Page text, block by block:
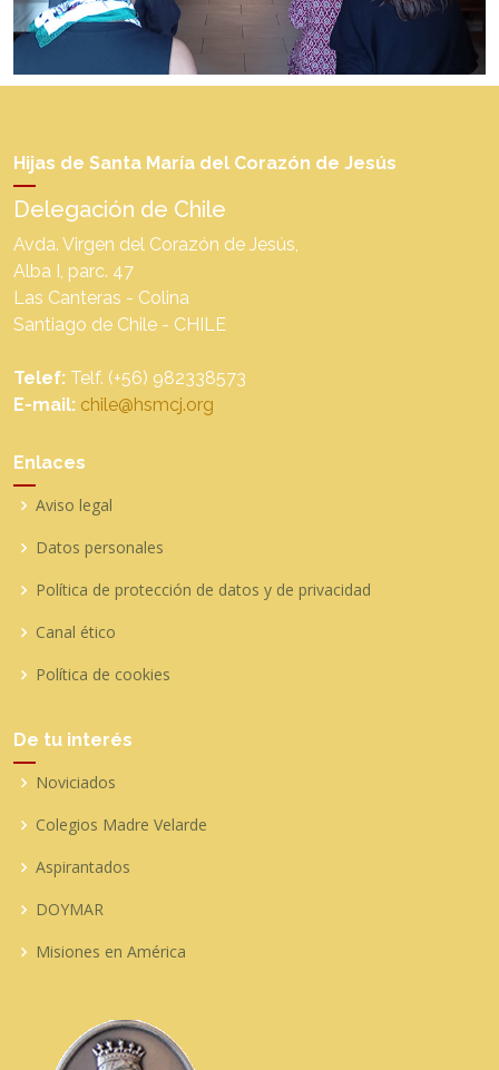
Hijas de Santa María del Corazón de Jesús
Delegación de Chile
Avda. Virgen del Corazón de Jesús,
Alba I, parc. 47
Las Canteras - Colina
Santiago de Chile - CHILE
Telef: Telf. (+56) 982338573
E-mail: chile@hsmcj.org
Enlaces
Aviso legal
Datos personales
Política de protección de datos y de privacidad
Canal ético
Política de cookies
De tu interés
Noviciados
Colegios Madre Velarde
Aspirantados
DOYMAR
Misiones en América